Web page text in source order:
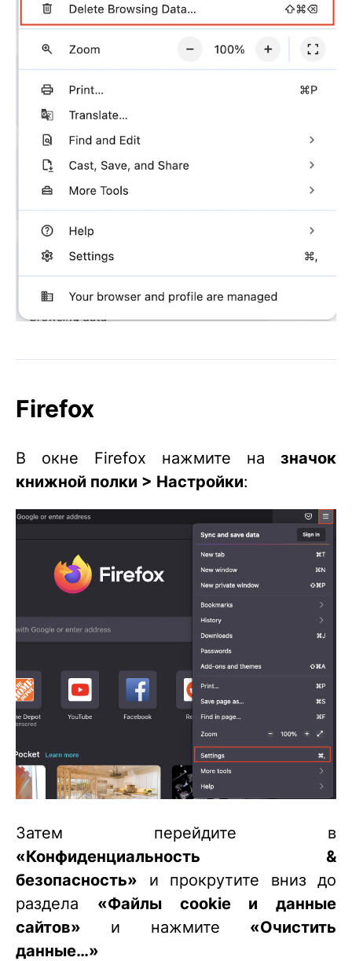
Firefox
В окне Firefox нажмите на значок
книжной полки > Настройки:
Затем перейдите в
«Конфиденциальность &
безопасность» и прокрутите вниз до
раздела «Файлы cookie и данные
сайтов» и нажмите «Очистить
данные…»